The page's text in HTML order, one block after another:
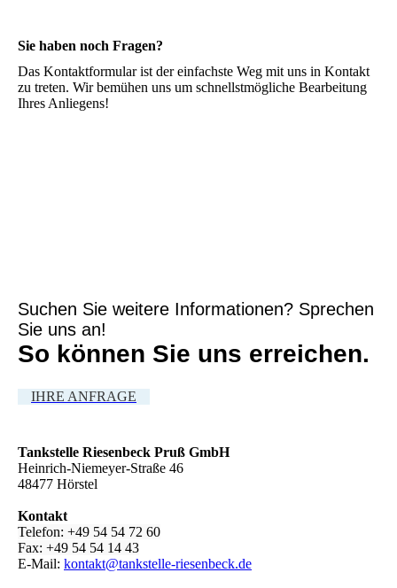
Sie haben noch Fragen?
Das Kontaktformular ist der einfachste Weg mit uns in Kontakt
zu treten. Wir bemühen uns um schnellstmögliche Bearbeitung
Ihres Anliegens!
Suchen Sie weitere Informationen? Sprechen
Sie uns an!
So können Sie uns erreichen.
IHRE ANFRAGE
Tankstelle Riesenbeck Pruß GmbH
Heinrich-Niemeyer-Straße 46
48477 Hörstel
Kontakt
Telefon: +49 54 54 72 60
Fax: +49 54 54 14 43
E-Mail: kontakt@tankstelle-riesenbeck.de